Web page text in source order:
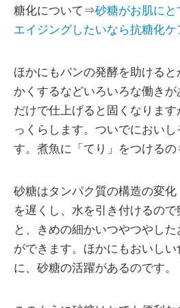
糖化について⇒砂糖がお肌に
エイジングしたいなら抗糖化ケ
ほかにもパンの発酵を助ける
かくするなどいろいろな働き
だけで仕上げると固くなりま
っくらします。ついでにおいし
す。煮魚に「てり」をつけるの
砂糖はタンパク質の構造の変化
を遅くし、水を引き付けるの
と、きめの細かいつやつやし
ができます。ほかにもおいし
に、砂糖の活躍があるのです。